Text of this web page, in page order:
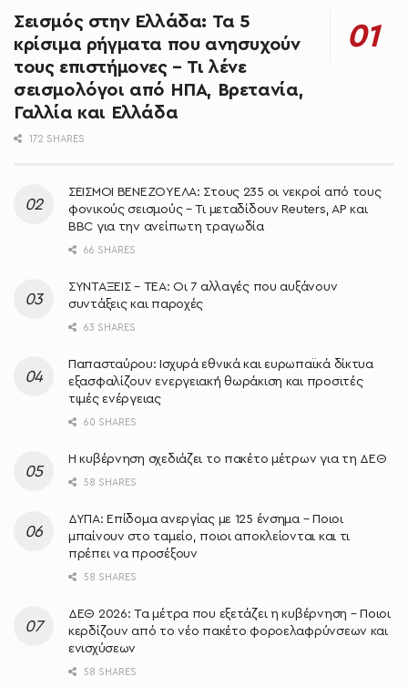
Σεισμός στην Ελλάδα: Τα 5
κρίσιμα ρήγματα που ανησυχούν
τους επιστήμονες – Τι λένε
σεισμολόγοι από ΗΠΑ, Βρετανία,
Γαλλία και Ελλάδα
172 SHARES
ΣΕΙΣΜΟΙ ΒΕΝΕΖΟΥΕΛΑ: Στους 235 οι νεκροί από τους
φονικούς σεισμούς – Τι μεταδίδουν Reuters, AP και
BBC για την ανείπωτη τραγωδία
66 SHARES
ΣΥΝΤΑΞΕΙΣ – ΤΕΑ: Οι 7 αλλαγές που αυξάνουν
συντάξεις και παροχές
63 SHARES
Παπασταύρου: Ισχυρά εθνικά και ευρωπαϊκά δίκτυα
εξασφαλίζουν ενεργειακή θωράκιση και προσιτές
τιμές ενέργειας
60 SHARES
Η κυβέρνηση σχεδιάζει το πακέτο μέτρων για τη ΔΕΘ
58 SHARES
ΔΥΠΑ: Επίδομα ανεργίας με 125 ένσημα – Ποιοι
μπαίνουν στο ταμείο, ποιοι αποκλείονται και τι
πρέπει να προσέξουν
58 SHARES
ΔΕΘ 2026: Τα μέτρα που εξετάζει η κυβέρνηση – Ποιοι
κερδίζουν από το νέο πακέτο φοροελαφρύνσεων και
ενισχύσεων
58 SHARES